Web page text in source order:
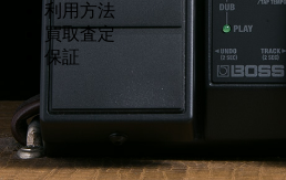
利用方法
買取査定
保証